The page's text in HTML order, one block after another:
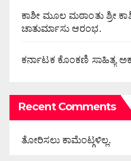
ಕಾಶೀ ಮೂಲ ಮಠಾಂತು ಶ್ರೀ
ಚಾತುರ್ಮಾಸು ಆರಂಭ.
ಕರ್ನಾಟಕ ಕೊಂಕಣಿ ಸಾಹಿತ್ಯ
Recent Comments
ತೋರಿಸಲು ಕಾಮೆಂಟ್ಗಳಿಲ್ಲ.